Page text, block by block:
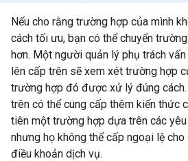
Nếu cho rằng trường hợp của mình
cách tối ưu, bạn có thể chuyển
hơn. Một người quản lý phụ trách
lên cấp trên sẽ xem xét trường hợp
trường hợp đó được xử lý đúng
trên có thể cung cấp thêm kiến thức
tiên một trường hợp dựa trên các
nhưng họ không thể cấp ngoại lệ
điều khoản dịch vụ.